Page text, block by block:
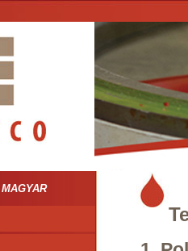
MAGYAR